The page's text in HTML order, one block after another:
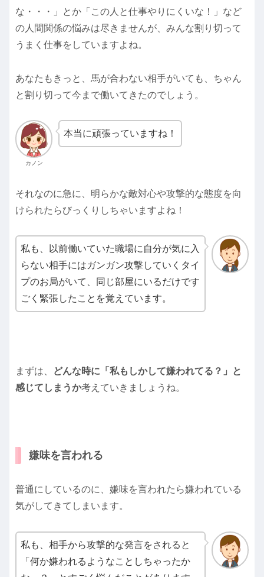
な・・・」とか「この人と仕事やりにくいな！」など
の人間関係の悩みは尽きませんが、みんな割り切って
うまく仕事をしていますよね。
あなたもきっと、馬が合わない相手がいても、ちゃん
と割り切って今まで働いてきたのでしょう。
カノン
本当に頑張っていますね！
それなのに急に、明らかな敵対心や攻撃的な態度を向
けられたらびっくりしちゃいますよね！
私も、以前働いていた職場に自分が気に入
らない相手にはガンガン攻撃していくタイ
プのお局がいて、同じ部屋にいるだけです
ごく緊張したことを覚えています。
まずは、
どんな時に「私もしかして嫌われてる？」と
感じてしまうか考えていきましょうね。
嫌味を言われる
普通にしているのに、嫌味を言われたら嫌われている
気がしてきてしまいます。
私も、相手から攻撃的な発言をされると
「何か嫌われるようなことしちゃったか